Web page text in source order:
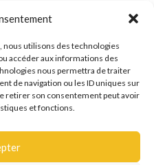
utilisons des technologies
accéder aux informations des
nous permettra de traiter
de navigation ou les ID uniques sur
retirer son consentement peut avoir
et fonctions.